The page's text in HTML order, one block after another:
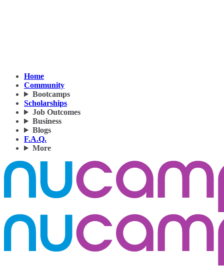
Home
Community
Bootcamps
Scholarships
Job Outcomes
Business
Blogs
F.A.Q.
More